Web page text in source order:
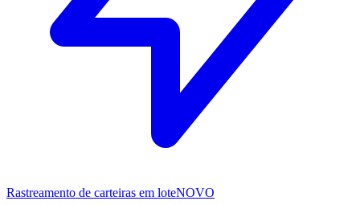
Rastreamento de carteiras em loteNOVO